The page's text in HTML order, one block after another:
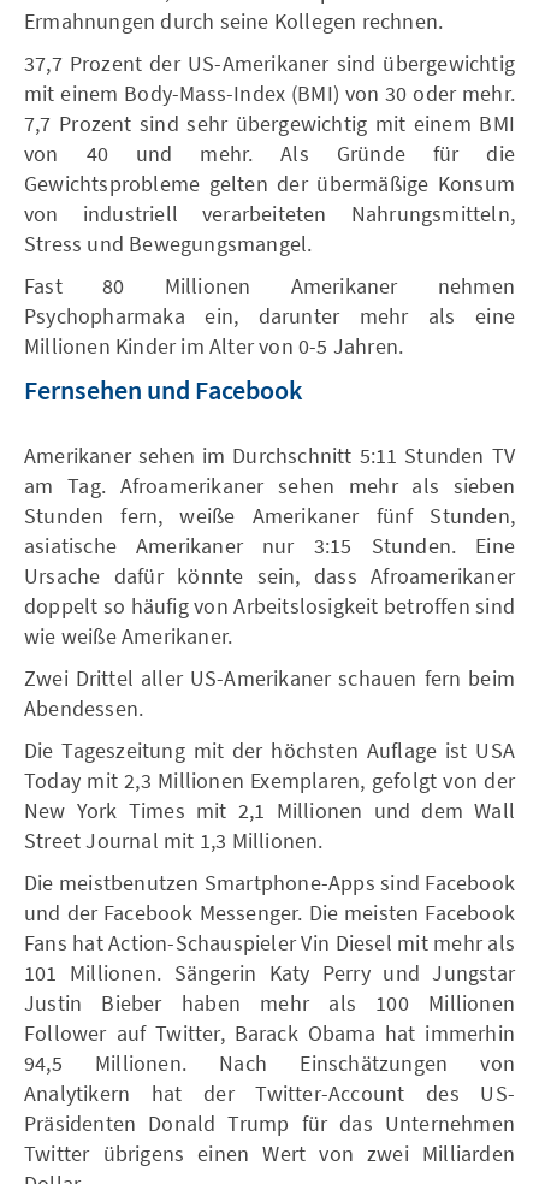
Ermahnungen durch seine Kollegen rechnen.
37,7 Prozent der US-Amerikaner sind übergewichtig
mit einem Body-Mass-Index (BMI) von 30 oder mehr.
7,7 Prozent sind sehr übergewichtig mit einem BMI
von 40 und mehr. Als Gründe für die
Gewichtsprobleme gelten der übermäßige Konsum
von industriell verarbeiteten Nahrungsmitteln,
Stress und Bewegungsmangel.
Fast 80 Millionen Amerikaner nehmen
Psychopharmaka ein, darunter mehr als eine
Millionen Kinder im Alter von 0-5 Jahren.
Fernsehen und Facebook
Amerikaner sehen im Durchschnitt 5:11 Stunden TV
am Tag. Afroamerikaner sehen mehr als sieben
Stunden fern, weiße Amerikaner fünf Stunden,
asiatische Amerikaner nur 3:15 Stunden. Eine
Ursache dafür könnte sein, dass Afroamerikaner
doppelt so häufig von Arbeitslosigkeit betroffen sind
wie weiße Amerikaner.
Zwei Drittel aller US-Amerikaner schauen fern beim
Abendessen.
Die Tageszeitung mit der höchsten Auflage ist USA
Today mit 2,3 Millionen Exemplaren, gefolgt von der
New York Times mit 2,1 Millionen und dem Wall
Street Journal mit 1,3 Millionen.
Die meistbenutzen Smartphone-Apps sind Facebook
und der Facebook Messenger. Die meisten Facebook
Fans hat Action-Schauspieler Vin Diesel mit mehr als
101 Millionen. Sängerin Katy Perry und Jungstar
Justin Bieber haben mehr als 100 Millionen
Follower auf Twitter, Barack Obama hat immerhin
94,5 Millionen. Nach Einschätzungen von
Analytikern hat der Twitter-Account des US-
Präsidenten Donald Trump für das Unternehmen
Twitter übrigens einen Wert von zwei Milliarden